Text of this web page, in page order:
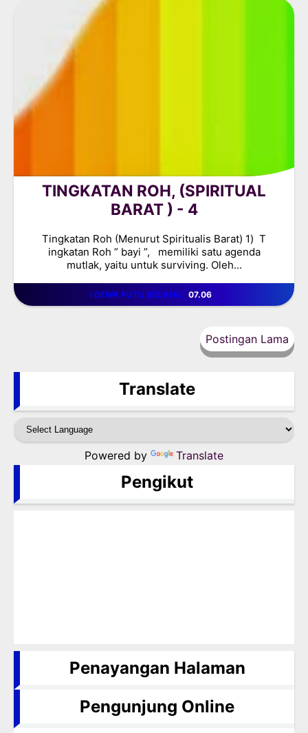
TINGKATAN ROH, (SPIRITUAL
BARAT ) - 4
Tingkatan Roh (Menurut Spiritualis Barat) 1) T
ingkatan Roh ” bayi ”, memiliki satu agenda
mutlak, yaitu untuk surviving. Oleh...
I DEWA PUTU SEDANA 07.06
Postingan Lama
Translate
Powered by Translate
Pengikut
Penayangan Halaman
Pengunjung Online